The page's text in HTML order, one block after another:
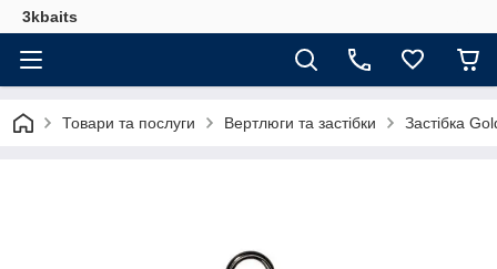
3kbaits
Товари та послуги Вертлюги та застібки Застібка